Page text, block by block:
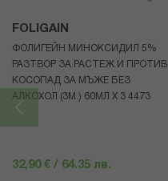
FOLIGAIN
ФОЛИГЕЙН МИНОКСИДИЛ 5%
РАЗТВОР ЗА РАСТЕЖ И ПРОТИВ
КОСОПАД ЗА МЪЖЕ БЕЗ
АЛКОХОЛ (3М.) 60МЛ X 3 4473
32,90 € / 64.35 лв.